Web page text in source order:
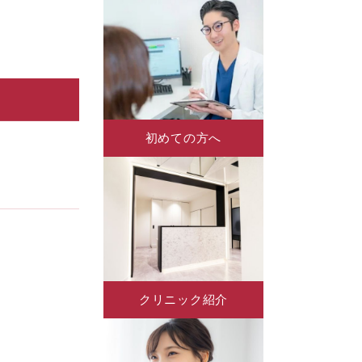
初めての方へ
クリニック紹介